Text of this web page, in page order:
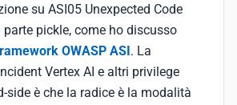
su ASI05 Unexpected Code
parte pickle, come ho discusso
OWASP ASI. La
Vertex AI e altri privilege
side è che la radice è la modalità